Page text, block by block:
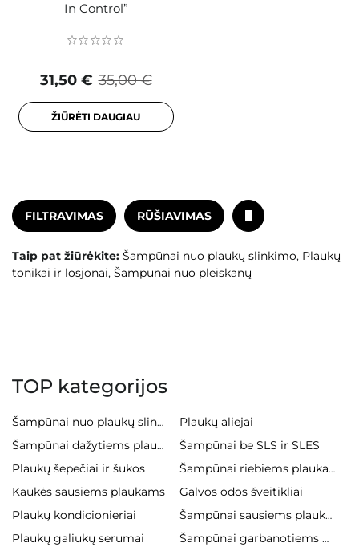
In Control”
35,00 €
31,50 €
ŽIŪRĖTI DAUGIAU
FILTRAVIMAS RŪŠIAVIMAS
Taip pat žiūrėkite: Šampūnai nuo plaukų slinkimo, Plaukų
tonikai ir losjonai, Šampūnai nuo pleiskanų
TOP kategorijos
Šampūnai nuo plaukų slinkimo Plaukų aliejai
Šampūnai dažytiems plaukams
Šampūnai be SLS ir SLES
Plaukų šepečiai ir šukos
Šampūnai riebiems plaukams
Kaukės sausiems plaukams
Galvos odos šveitikliai
Plaukų kondicionieriai
Šampūnai sausiems plaukams
Plaukų galiukų serumai
Šampūnai garbanotiems plaukams